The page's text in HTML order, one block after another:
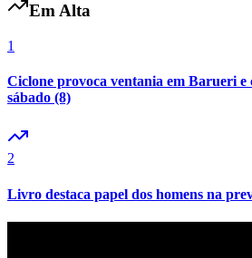
Em Alta
1
Ciclone provoca ventania em Barueri e
sábado (8)
2
Livro destaca papel dos homens na